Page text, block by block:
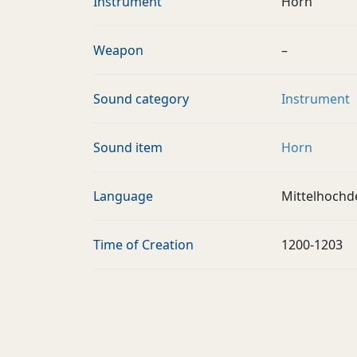
Weapon –
Sound category Instrument
Sound item Horn
Language
Time of Creation 1200-1203